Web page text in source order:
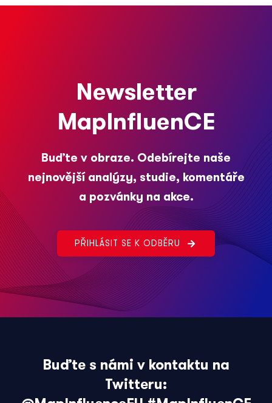
Newsletter
MapInfluenCE
Buďte v obraze. Odebírejte naše
nejnovější analýzy, studie, komentáře
a pozvánky na akce.
PŘIHLÁSIT SE K ODBĚRU
Buďte s námi v kontaktu na
Twitteru: